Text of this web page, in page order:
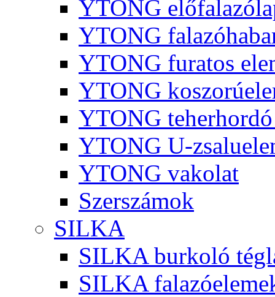
YTONG
YTONG
YTONG furatos
YTONG
YTONG
YTONG U-
YTONG vakolat
Szerszámok
SILKA
SILKA burkoló
SILKA